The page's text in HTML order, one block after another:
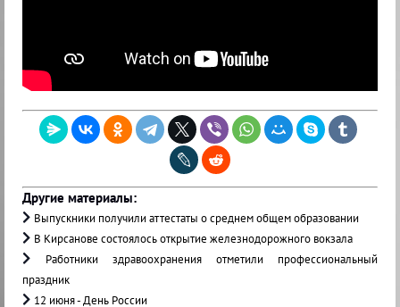
Другие материалы:
Выпускники получили аттестаты о среднем общем образовании
В Кирсанове состоялось открытие железнодорожного вокзала
Работники здравоохранения отметили профессиональный
праздник
12 июня - День России